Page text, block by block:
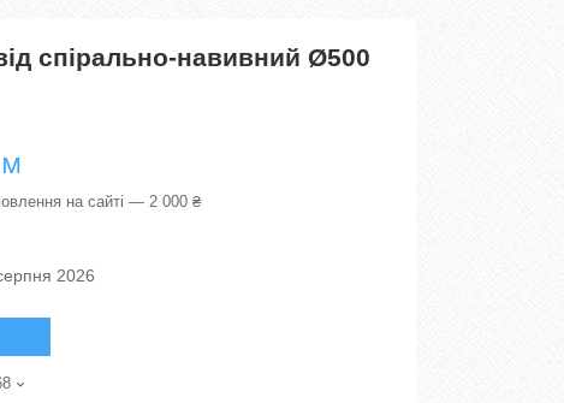
спірально-навивний Ø500
на сайті — 2 000 ₴
2026